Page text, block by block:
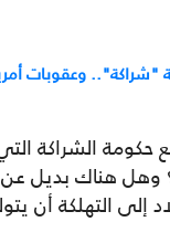
"شراكة".. وعقوبات
الشراكة التي
وهل هناك بديل
التهلكة أن